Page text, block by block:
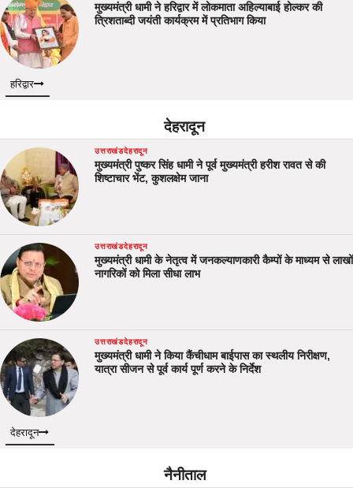
मुख्यमंत्री धामी ने हरिद्वार में लोकमाता अहिल्याबाई होल्कर की
त्रिशताब्दी जयंती कार्यक्रम में प्रतिभाग किया
हरिद्वार
देहरादून
उत्तराखंडदेहरादून
मुख्यमंत्री पुष्कर सिंह धामी ने पूर्व मुख्यमंत्री हरीश रावत से की
शिष्टाचार भेंट, कुशलक्षेम जाना
उत्तराखंडदेहरादून
मुख्यमंत्री धामी के नेतृत्व में जनकल्याणकारी कैम्पों के माध्यम से लाखों
नागरिकों को मिला सीधा लाभ
उत्तराखंडदेहरादून
मुख्यमंत्री धामी ने किया कैंचीधाम बाईपास का स्थलीय निरीक्षण,
यात्रा सीजन से पूर्व कार्य पूर्ण करने के निर्देश
देहरादून
नैनीताल